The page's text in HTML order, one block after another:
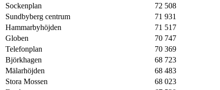
Sockenplan
72 508
Sundbyberg centrum
71 931
Hammarbyhöjden
71 517
Globen
70 747
Telefonplan
70 369
Björkhagen
68 723
Mälarhöjden
68 483
Stora Mossen
68 023